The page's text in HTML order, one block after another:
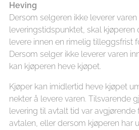
Heving
Dersom selgeren ikke leverer varen
leveringstidspunktet, skal kjøperen
levere innen en rimelig tilleggsfrist
Dersom selger ikke leverer varen
kan kjøperen heve kjøpet.
Kjøper kan imidlertid heve kjøpet
nekter å levere varen. Tilsvarende
levering til avtalt tid var avgjørende
avtalen, eller dersom kjøperen har